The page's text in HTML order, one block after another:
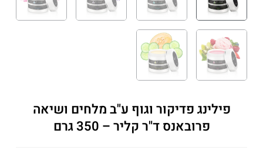
פילינג פדיקור וגוף ע"ב מלחים ושיאה
פרובאנס ד"ר קליר – 350 גרם